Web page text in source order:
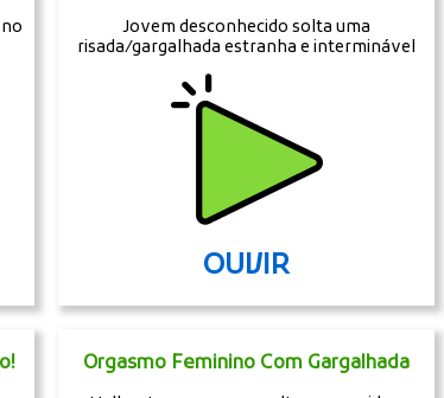
Jovem desconhecido solta uma
risada/gargalhada estranha e interminável
OUVIR
Orgasmo Feminino Com Gargalhada